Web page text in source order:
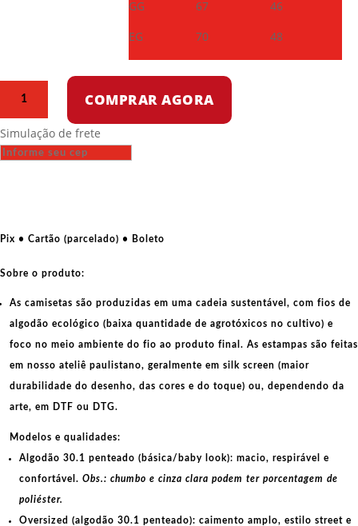
GG 67
46
EG
70 48
-
Nascemos
de
em
quantidade
COMPRAR AGORA
Simulação de frete
Pix • Cartão (parcelado) • Boleto
Sobre o produto:
As camisetas são produzidas em uma cadeia sustentável, com fios de
algodão ecológico (baixa quantidade de agrotóxicos no cultivo) e
foco no meio ambiente do fio ao produto final. As estampas são feitas
em nosso ateliê paulistano, geralmente em silk screen (maior
durabilidade do desenho, das cores e do toque) ou, dependendo da
arte, em DTF ou DTG.
Modelos e qualidades:
Algodão 30.1 penteado (básica/baby look): macio, respirável e
confortável. Obs.: chumbo e cinza clara podem ter porcentagem de
poliéster.
Oversized (algodão 30.1 penteado): caimento amplo, estilo street e